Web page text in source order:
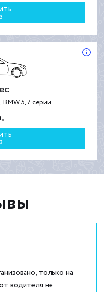
BMW 5, 7 серии
только на
водителя не